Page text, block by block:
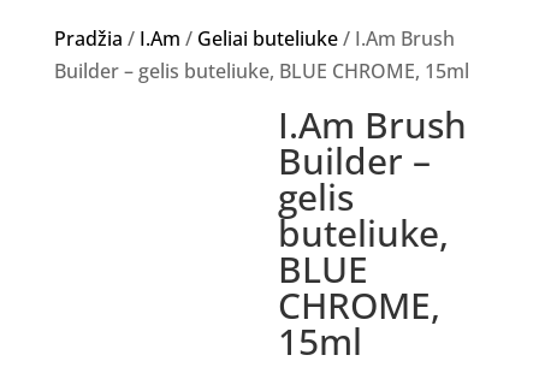
Pradžia / I.Am / Geliai buteliuke/ I.Am Brush
Builder – gelis buteliuke, BLUE CHROME, 15ml
I.Am Brush
Builder –
gelis
buteliuke,
BLUE
CHROME,
15ml